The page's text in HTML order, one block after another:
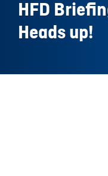
HFD
Heads up!